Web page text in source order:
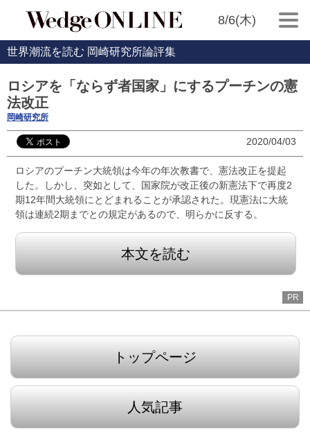
8/6(木)
世界潮流を読む 岡崎研究所論評集
ロシアを「ならず者国家」にするプーチンの憲
法改正
岡崎研究所
2020/04/03
ロシアのプーチン大統領は今年の年次教書で、憲法改正を提起
した。しかし、突如として、国家院が改正後の新憲法下で再度2
期12年間大統領にとどまれることが承認された。現憲法に大統
領は連続2期までとの規定があるので、明らかに反する。
本文を読む
PR
トップページ
人気記事